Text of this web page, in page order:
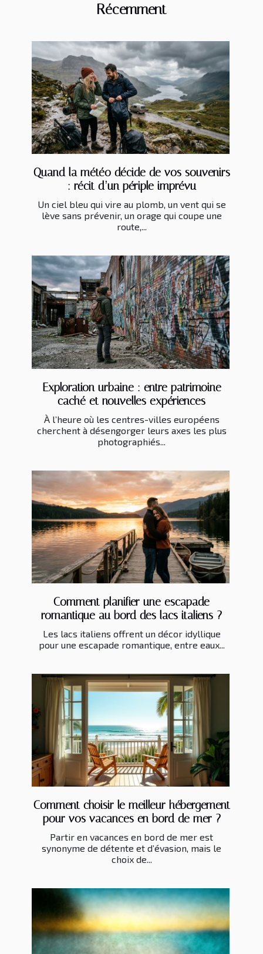
Récemment
Quand la météo décide de vos souvenirs
: récit d’un périple imprévu
Un ciel bleu qui vire au plomb, un vent qui se
lève sans prévenir, un orage qui coupe une
route,...
Exploration urbaine : entre patrimoine
caché et nouvelles expériences
À l’heure où les centres-villes européens
cherchent à désengorger leurs axes les plus
photographiés...
Comment planifier une escapade
romantique au bord des lacs italiens ?
Les lacs italiens offrent un décor idyllique
pour une escapade romantique, entre eaux...
Comment choisir le meilleur hébergement
pour vos vacances en bord de mer ?
Partir en vacances en bord de mer est
synonyme de détente et d’évasion, mais le
choix de...